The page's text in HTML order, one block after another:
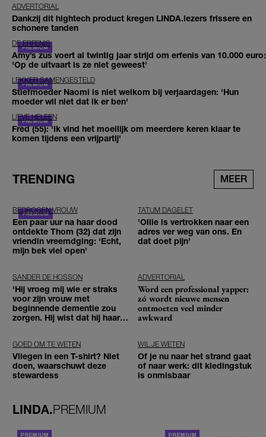
ADVERTORIAL
Dankzij dit hightech product kregen LINDA.lezers frissere en
schonere tanden
DE ERFENIS
Amy’s zus voert al twintig jaar strijd om erfenis van 10.000 euro:
'Op de uitvaart is ze niet geweest'
LEKKER SAMENGESTELD
Stiefmoeder Naomi is niet welkom bij verjaardagen: 'Hun
moeder wil niet dat ik er ben'
LIEVE HELEEN
Fred (55): 'Ik vind het moeilijk om meerdere keren klaar te
komen tijdens een vrijpartij'
TRENDING MEER
BEDROGEN VROUW
Een paar uur na haar dood
ontdekte Thom (32) dat zijn
vriendin vreemdging: 'Echt,
mijn bek viel open'
TATUM DAGELET
'Ollie is vertrokken naar een
adres ver weg van ons. En
dat doet pijn’
SANDER DE HOSSON
'Hij vroeg mij wie er straks
voor zijn vrouw met
beginnende dementie zou
zorgen. Hij wist dat hij haar
ADVERTORIAL
Word een professional yapper:
zó wordt nieuwe mensen
ontmoeten veel minder
awkward
GOED OM TE WETEN
Vliegen in een T-shirt? Niet
doen, waarschuwt deze
stewardess
WIL JE WETEN
Of je nu naar het strand gaat
of naar werk: dit kledingstuk
is onmisbaar
LINDA.PREMIUM